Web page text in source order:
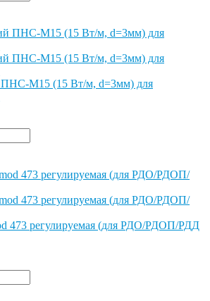
ПНС-М15 (15 Вт/м, d=3мм) для
473 регулируемая (для РДО/РДОП/РДД